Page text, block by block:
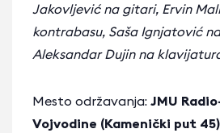
Jakovljević na gitari, Ervin
kontrabasu, Saša Ignjatović
Aleksandar Dujin na
Mesto održavanja: JMU
Vojvodine (Kamenički put 45)